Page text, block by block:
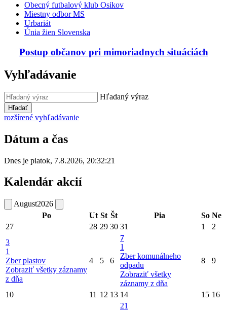
Obecný futbalový klub Osikov
Miestny odbor MS
Urbariát
Únia žien Slovenska
Postup občanov pri mimoriadnych situáciách
Vyhľadávanie
Hľadaný výraz
Hľadať
rozšírené vyhľadávanie
Dátum a čas
Dnes je piatok, 7.8.2026, 20:32:21
Kalendár akcií
August2026
Po
Ut St Št Pia So Ne
27
28 29 30 31 1
2
3
1
Zber plastov
Zobraziť všetky záznamy
z dňa
4 5 6
7
1
Zber komunálneho
odpadu
Zobraziť všetky
záznamy z dňa
8 9
10 11 12 13 14 15 16
21